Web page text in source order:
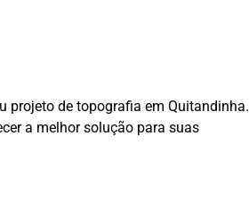
projeto de topografia em Quitandinha.
a melhor solução para suas